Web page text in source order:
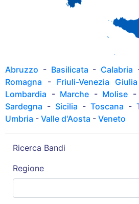
Abruzzo - Basilicata - Calabria
Romagna - Friuli-Venezia Giulia
Lombardia - Marche - Molise -
Sardegna - Sicilia - Toscana -
Umbria - Valle d'Aosta - Veneto
Ricerca Bandi
Regione